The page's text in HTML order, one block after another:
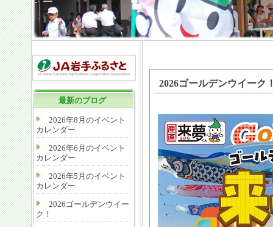
最新のブログ
2026年8月のイベント
カレンダー
2026年6月のイベント
カレンダー
2026年5月のイベント
カレンダー
2026ゴールデンウイー
ク！
2026ゴールデンウイーク